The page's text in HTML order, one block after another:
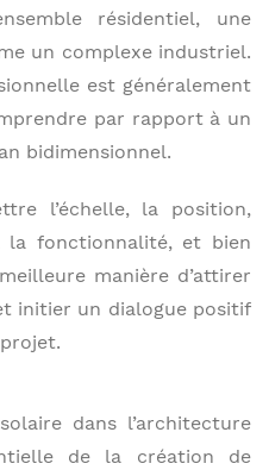
résidentiel, une
un complexe industriel.
est généralement
par rapport à un
bidimensionnel.
l’échelle, la position,
la fonctionnalité, et bien
manière d’attirer
initier un dialogue positif
dans l’architecture
de la création de